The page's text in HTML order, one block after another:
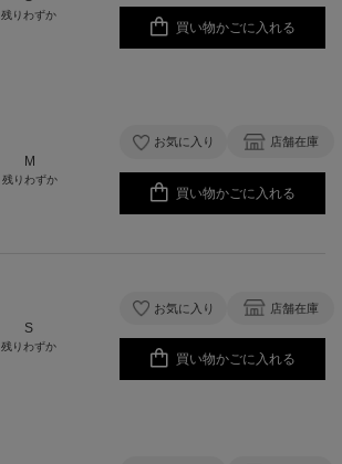
残りわずか
買い物かごに入れる
M
残りわずか
お気に入り 店舗在庫
買い物かごに入れる
S
残りわずか
お気に入り 店舗在庫
買い物かごに入れる